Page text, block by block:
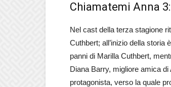
Chiamatemi Anna
Nel cast della terza stagione
Cuthbert; all’inizio della storia
panni di Marilla Cuthbert,
Diana Barry, migliore amica di
protagonista, verso la quale